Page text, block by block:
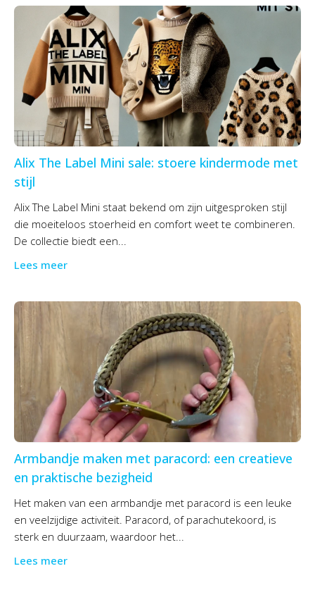
Alix The Label Mini sale: stoere kindermode met
stijl
Alix The Label Mini staat bekend om zijn uitgesproken stijl
die moeiteloos stoerheid en comfort weet te combineren.
De collectie biedt een...
Lees meer
Armbandje maken met paracord: een creatieve
en praktische bezigheid
Het maken van een armbandje met paracord is een leuke
en veelzijdige activiteit. Paracord, of parachutekoord, is
sterk en duurzaam, waardoor het...
Lees meer